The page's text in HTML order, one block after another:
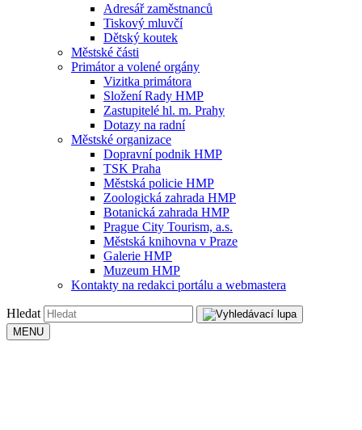
Adresář zaměstnanců
Tiskový mluvčí
Dětský koutek
Městské části
Primátor a volené orgány
Vizitka primátora
Složení Rady HMP
Zastupitelé hl. m. Prahy
Dotazy na radní
Městské organizace
Dopravní podnik HMP
TSK Praha
Městská policie HMP
Zoologická zahrada HMP
Botanická zahrada HMP
Prague City Tourism, a.s.
Městská knihovna v Praze
Galerie HMP
Muzeum HMP
Kontakty na redakci portálu a webmastera
Hledat
MENU